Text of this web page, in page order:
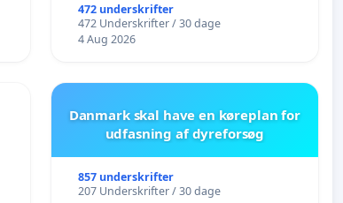
472 underskrifter
472 Underskrifter / 30 dage
4 Aug 2026
Danmark skal have en køreplan for
udfasning af dyreforsøg
857 underskrifter
207 Underskrifter / 30 dage